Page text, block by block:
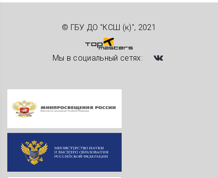
© ГБУ ДО "КСШ (к)", 2021
Мы в социальный сетях: